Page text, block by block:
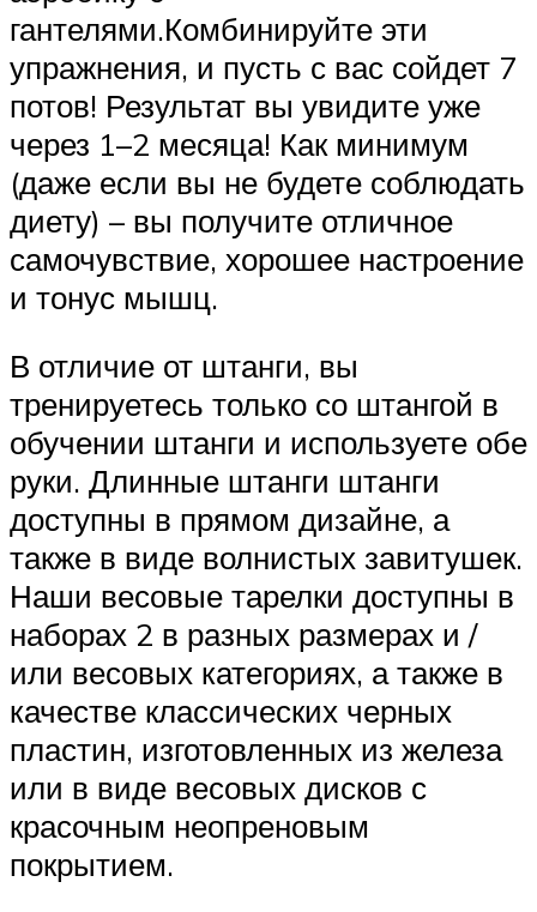
гантелями.Комбинируйте эти
упражнения, и пусть с вас сойдет 7
потов! Результат вы увидите уже
через 1–2 месяца! Как минимум
(даже если вы не будете соблюдать
диету) – вы получите отличное
самочувствие, хорошее настроение
и тонус мышц.
В отличие от штанги, вы
тренируетесь только со штангой в
обучении штанги и используете обе
руки. Длинные штанги штанги
доступны в прямом дизайне, а
также в виде волнистых завитушек.
Наши весовые тарелки доступны в
наборах 2 в разных размерах и /
или весовых категориях, а также в
качестве классических черных
пластин, изготовленных из железа
или в виде весовых дисков с
красочным неопреновым
покрытием.